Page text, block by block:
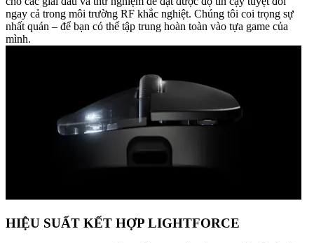
ngay cả trong môi trường RF khắc nghiệt. Chúng tôi coi trọng sự
nhất quán – để bạn có thể tập trung hoàn toàn vào tựa game của
mình.
HIỆU SUẤT KẾT HỢP LIGHTFORCE